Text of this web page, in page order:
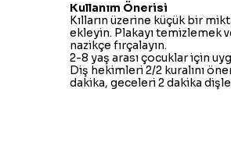
Kullanım Önerisi
Kılların üzerine küçük bir
ekleyin. Plakayı temizlemek
nazikçe fırçalayın.
2-8 yaş arası çocuklar için
Diş hekimleri 2/2 kuralını
dakika, geceleri 2 dakika